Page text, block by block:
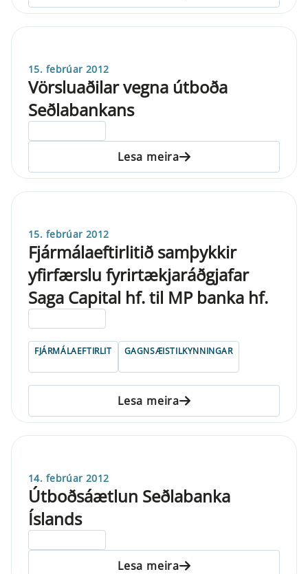
15. febrúar 2012
Vörsluaðilar vegna útboða
Seðlabankans
Lesa meira
15. febrúar 2012
Fjármálaeftirlitið samþykkir
yfirfærslu fyrirtækjaráðgjafar
Saga Capital hf. til MP banka hf.
FJÁRMÁLAEFTIRLIT GAGNSÆISTILKYNNINGAR
Lesa meira
14. febrúar 2012
Útboðsáætlun Seðlabanka
Íslands
Lesa meira